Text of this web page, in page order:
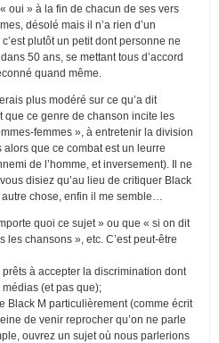
oui » à la fin de chacun de ses vers
désolé mais il n’a rien d’un
plutôt un petit dont personne ne
50 ans, se mettant tous d’accord
quand même.
plus modéré sur ce qu’a dit
que ce genre de chanson incite les
femmes », à entretenir la division
que ce combat est un leurre
de l’homme, et inversement). Il ne
disiez qu’au lieu de critiquer Black
chose, enfin il me semble…
quoi ce sujet » ou que « si on dit
les chansons », etc. C’est peut-être
prêts à accepter la discrimination dont
médias (et pas que);
Black M particulièrement (comme écrit
de venir reprocher qu’on ne parle
ouvrez un sujet où nous parlerions